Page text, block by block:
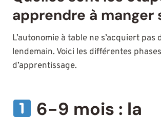
apprendre à manger
L’autonomie à table ne s’acquiert pas
lendemain. Voici les différentes phases
d’apprentissage.
6-9 mois : la